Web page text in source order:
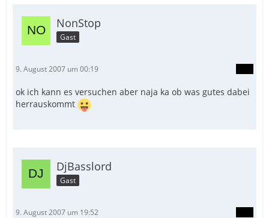
NonStop
Gast
9. August 2007 um 00:19
ok ich kann es versuchen aber naja ka ob was gutes dabei
herrauskommt
DjBasslord
Gast
9. August 2007 um 19:52